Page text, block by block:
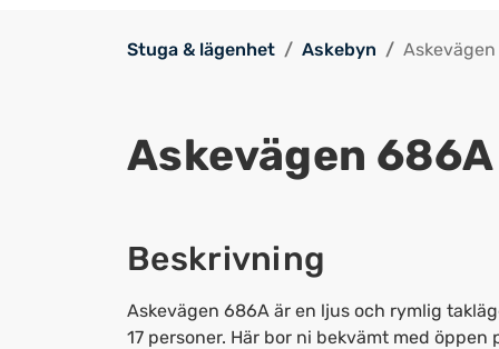
Stuga & lägenhet Askebyn
Askevägen 686A
Beskrivning
Askevägen 686A är en ljus och rymlig
17 personer. Här bor ni bekvämt med